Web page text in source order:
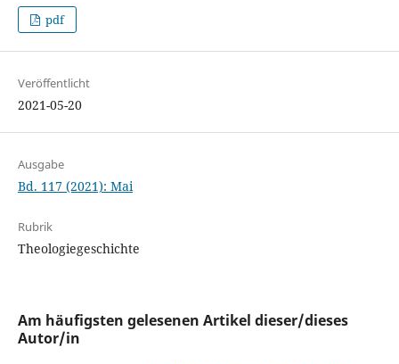
pdf
Veröffentlicht
2021-05-20
Ausgabe
Bd. 117 (2021): Mai
Rubrik
Theologiegeschichte
Am häufigsten gelesenen Artikel dieser/dieses
Autor/in